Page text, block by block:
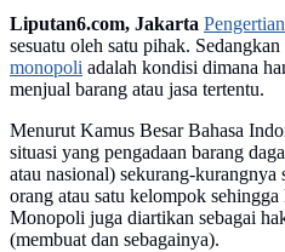
Liputan6.com, Jakarta
sesuatu oleh satu pihak.
monopoli adalah kondisi dimana
menjual barang atau jasa tertentu.
Menurut Kamus Besar Bahasa
situasi yang pengadaan barang
atau nasional) sekurang-kurangnya
orang atau satu kelompok
Monopoli juga diartikan sebagai
(membuat dan sebagainya).